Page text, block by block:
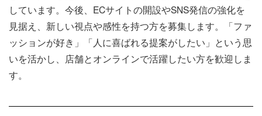
しています。今後、ECサイトの開設やSNS発信の強化を
見据え、新しい視点や感性を持つ方を募集します。「ファ
ッションが好き」「人に喜ばれる提案がしたい」という思
いを活かし、店舗とオンラインで活躍したい方を歓迎しま
す。